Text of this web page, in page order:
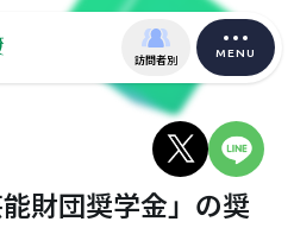
訪問者別 MENU
財団奨学金」の奨